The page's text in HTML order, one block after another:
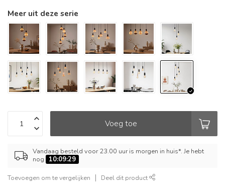
Meer uit deze serie
Voeg toe
Vandaag besteld voor 23.00 uur is morgen in huis*. Je hebt
nog
10:09:28
Toevoegen om te vergelijken Deel dit product